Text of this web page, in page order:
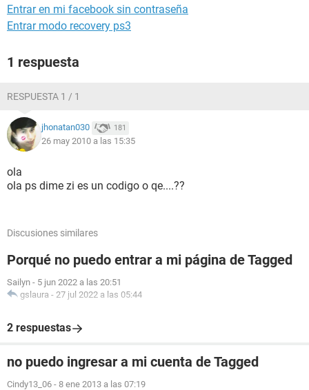
Entrar en mi facebook sin contraseña
Entrar modo recovery ps3
1 respuesta
RESPUESTA 1 / 1
jhonatan030 181
26 may 2010 a las 15:35
ola
ola ps dime zi es un codigo o qe....??
Discusiones similares
Porqué no puedo entrar a mi página de Tagged
Sailyn - 5 jun 2022 a las 20:51
gslaura - 27 jul 2022 a las 05:44
2 respuestas
no puedo ingresar a mi cuenta de Tagged
Cindy13_06 - 8 ene 2013 a las 07:19